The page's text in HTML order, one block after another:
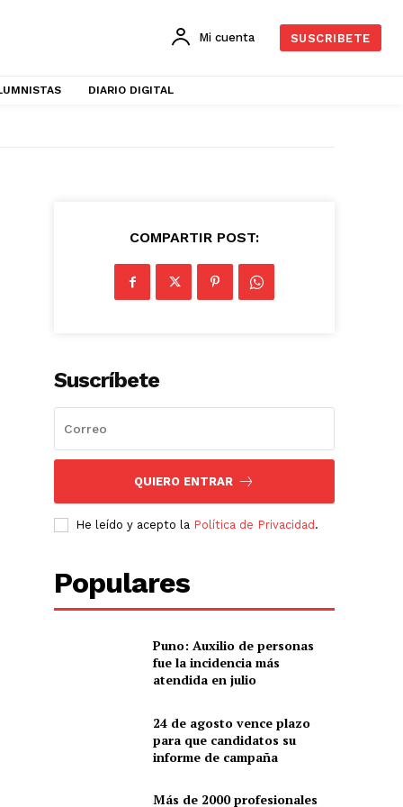
Mi cuenta SUSCRIBETE
DIARIO DIGITAL
COMPARTIR POST:
Suscríbete
QUIERO ENTRAR
He leído y acepto la Política de Privacidad .
Populares
Puno: Auxilio de personas
fue la incidencia más
atendida en julio
24 de agosto vence plazo
para que candidatos su
informe de campaña
Más de 2000 profesionales